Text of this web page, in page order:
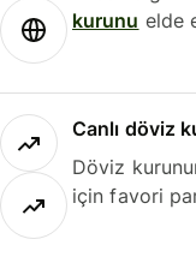
kurunu elde
Canlı döviz
Döviz
için favori